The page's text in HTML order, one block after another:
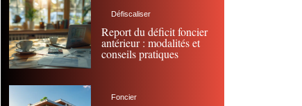
Défiscaliser
Report du déficit foncier
antérieur : modalités et
conseils pratiques
Foncier